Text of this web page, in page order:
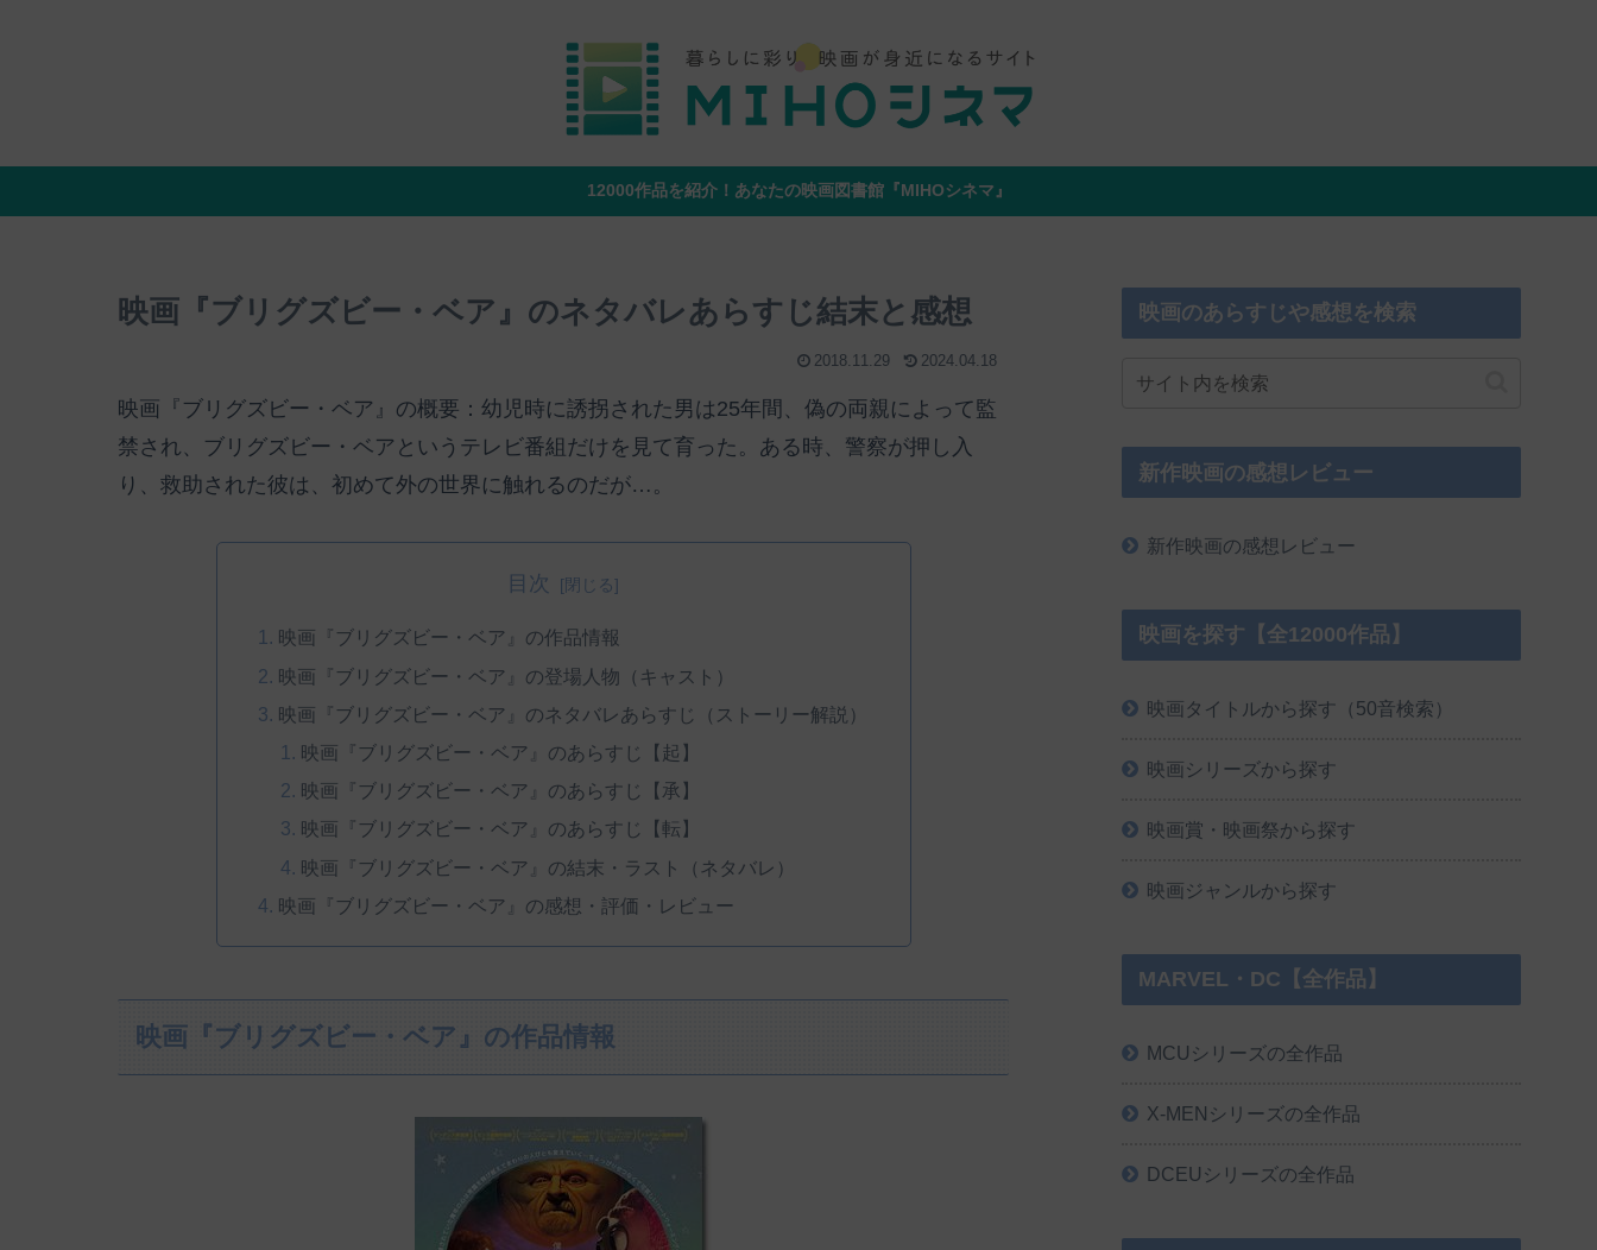
12000作品を紹介！あなたの映画図書館『MIHOシネマ』
映画『ブリグズビー・ベア』のネタバレあらすじ結末と感想
2018.11.29 2024.04.18
映画『ブリグズビー・ベア』の概要：幼児時に誘拐された男は25年間、偽の両親によって監
禁され、ブリグズビー・ベアというテレビ番組だけを見て育った。ある時、警察が押し入
り、救助された彼は、初めて外の世界に触れるのだが…。
目次
映画『ブリグズビー・ベア』の作品情報
映画『ブリグズビー・ベア』の登場人物（キャスト）
映画『ブリグズビー・ベア』のネタバレあらすじ（ストーリー解説）
映画『ブリグズビー・ベア』のあらすじ【起】
映画『ブリグズビー・ベア』のあらすじ【承】
映画『ブリグズビー・ベア』のあらすじ【転】
映画『ブリグズビー・ベア』の結末・ラスト（ネタバレ）
映画『ブリグズビー・ベア』の感想・評価・レビュー
映画『ブリグズビー・ベア』の作品情報
映画のあらすじや感想を検索
新作映画の感想レビュー
新作映画の感想レビュー
映画を探す【全12000作品】
映画タイトルから探す（50音検索）
映画シリーズから探す
映画賞・映画祭から探す
映画ジャンルから探す
MARVEL・DC【全作品】
MCUシリーズの全作品
X-MENシリーズの全作品
DCEUシリーズの全作品